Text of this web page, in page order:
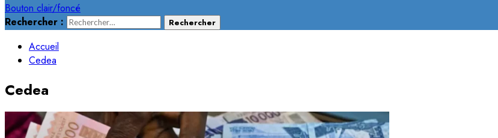
Bouton clair/foncé
Rechercher :
Accueil
Cedea
Cedea